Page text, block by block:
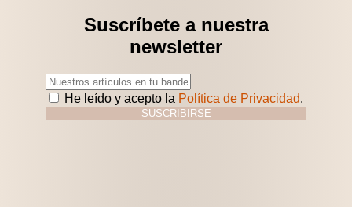
Suscríbete a nuestra
newsletter
He leído y acepto la Política de Privacidad.